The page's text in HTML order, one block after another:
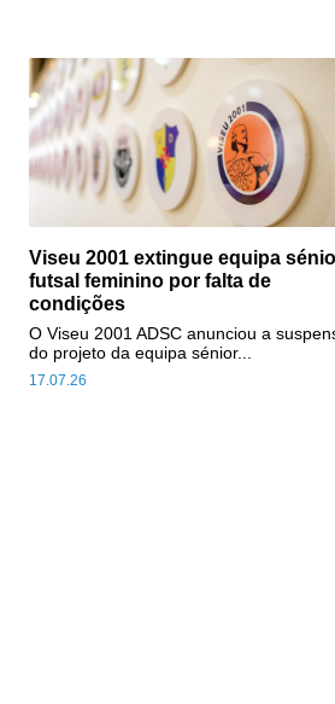
Viseu 2001 extingue equipa
futsal feminino por falta de
condições
17.07.26
O Viseu 2001 ADSC anunciou a
do projeto da equipa sénior...